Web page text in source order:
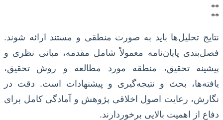
**
**
نتایج تحلیل‌ها باید به صورت منطقی و مستند ارائه شوند.
فصل‌بندی پایان‌نامه معمولاً شامل مقدمه، مبانی نظری و
پیشینه تحقیق، منطقه مورد مطالعه و روش تحقیق،
یافته‌ها، بحث و نتیجه‌گیری و پیشنهادات است. دقت در
نگارش، رعایت اصول اخلاقی پژوهش و آمادگی کامل برای
دفاع از اهمیت بالایی برخوردارند.